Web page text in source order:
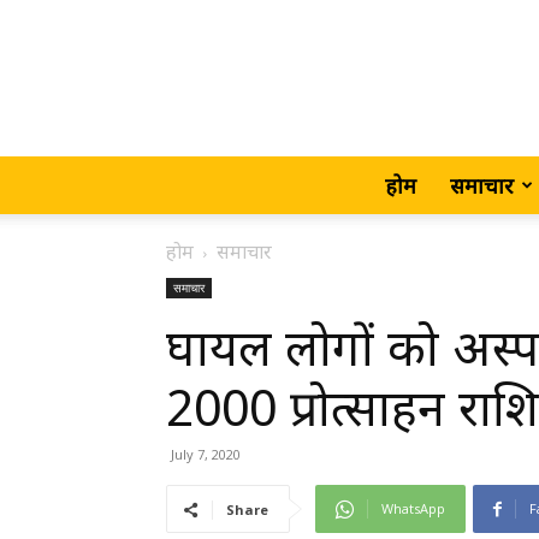
होम समाचार
होम समाचार
समाचार
घायल लोगों को
₹2000 प्रोत्साहन
July 7, 2020
Share WhatsApp